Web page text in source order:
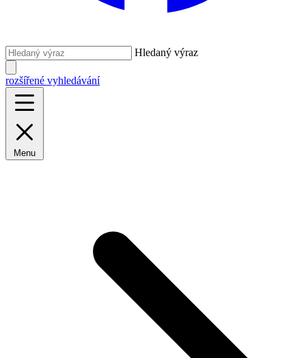
Hledaný výraz
rozšířené vyhledávání
Menu